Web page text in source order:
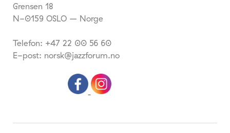
Grensen 18
N-0159 OSLO – Norge
Telefon: +47 22 00 56 60
E-post: norsk@jazzforum.no